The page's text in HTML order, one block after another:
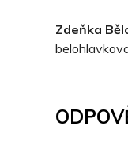
Zdeňka